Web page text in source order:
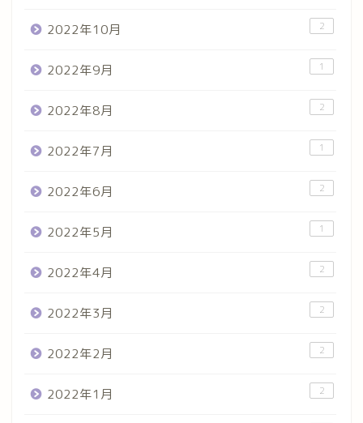
2022年10月 2
2022年9月 1
2022年8月 2
2022年7月 1
2022年6月 2
2022年5月 1
2022年4月 2
2022年3月 2
2022年2月 2
2022年1月 2